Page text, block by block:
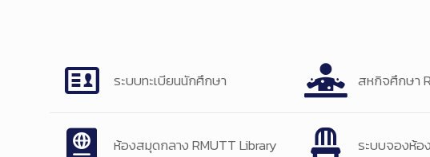
ระบบทะเบียนนักศึกษา สหกิจศึกษา
ห้องสมุดกลาง RMUTT Library ระบบจองห้อ